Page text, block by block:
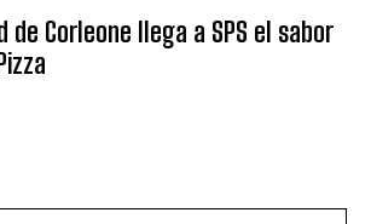
de Corleone llega a SPS el sabor